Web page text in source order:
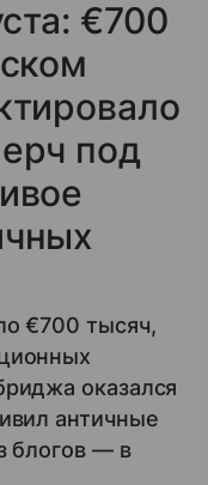
€700
под
€700 тысяч,
оказался
античные
блогов — в